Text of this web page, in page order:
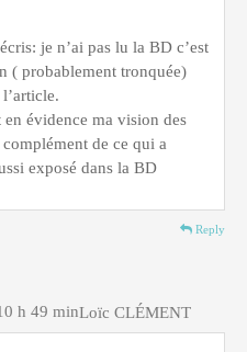
je n’ai pas lu la BD c’est
( probablement tronquée)
en évidence ma vision des
de ce qui a
exposé dans la BD
Reply
Loïc CLÉMENT
h 49 min